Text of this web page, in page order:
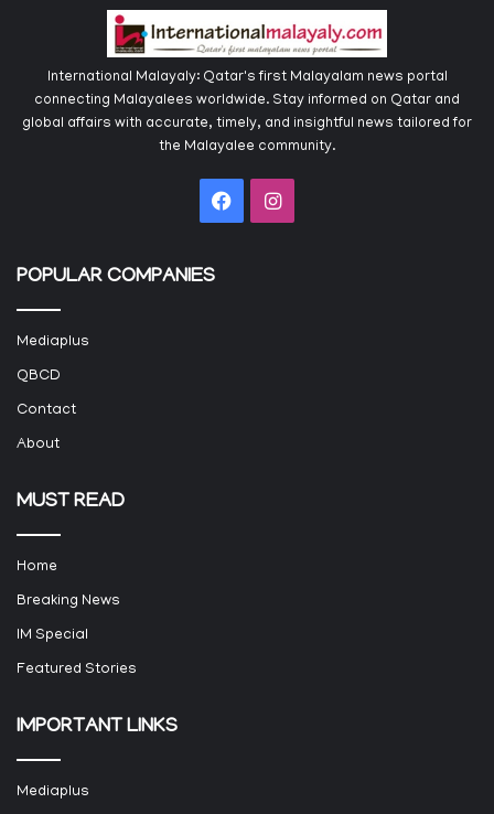
International Malayaly: Qatar's first Malayalam news portal
connecting Malayalees worldwide. Stay informed on Qatar and
global affairs with accurate, timely, and insightful news tailored for
the Malayalee community.
FacebookInstagram
POPULAR COMPANIES
Mediaplus
QBCD
Contact
About
MUST READ
Home
Breaking News
IM Special
Featured Stories
IMPORTANT LINKS
Mediaplus